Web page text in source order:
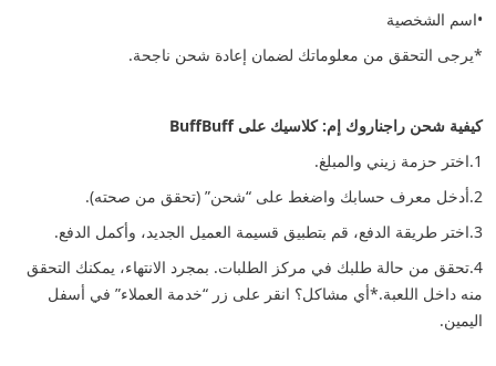
•اسم الشخصية
*يرجى التحقق من معلوماتك لضمان إعادة شحن ناجحة.
كيفية شحن راجناروك إم: كلاسيك على BuffBuff
1.اختر حزمة زيني والمبلغ.
2.أدخل معرف حسابك واضغط على “شحن” (تحقق من صحته).
3.اختر طريقة الدفع، قم بتطبيق قسيمة العميل الجديد، وأكمل الدفع.
4.تحقق من حالة طلبك في مركز الطلبات. بمجرد الانتهاء، يمكنك التحقق
منه داخل اللعبة.*أي مشاكل؟ انقر على زر “خدمة العملاء” في أسفل
اليمين.